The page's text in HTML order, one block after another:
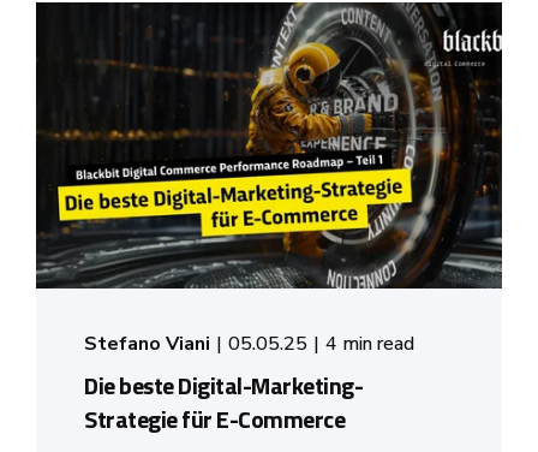
Stefano Viani 05.05.25 4 min read
Die beste Digital-Marketing-
Strategie für E-Commerce